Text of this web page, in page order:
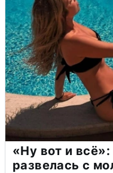
«Ну вот и
развелась с